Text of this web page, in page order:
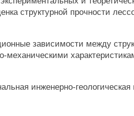
структурной прочности
зависимости между
механическими
инженерно-